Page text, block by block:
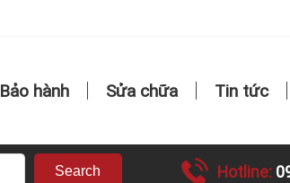
Bảo hành Sửa chữa Tin tức
Search Hotline: